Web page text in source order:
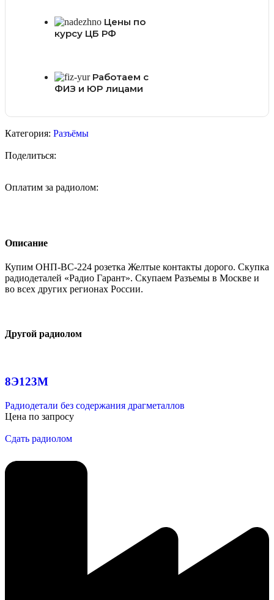
Цены по
курсу ЦБ РФ
Работаем с
ФИЗ и ЮР лицами
Категория: Разъёмы
Поделиться:
Оплатим за радиолом:
Описание
Купим ОНП-ВС-224 розетка Желтые контакты дорого. Скупка
радиодеталей «Радио Гарант». Скупаем Разъемы в Москве и
во всех других регионах России.
Другой радиолом
8Э123М
Радиодетали без содержания драгметаллов
Цена по запросу
Сдать радиолом